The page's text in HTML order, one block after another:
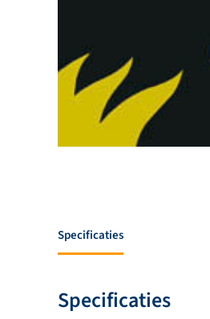
Specificaties
Specificaties